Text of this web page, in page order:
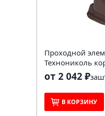
Проходной
Технониколь
от 2 042 ₽за
В КОРЗИНУ